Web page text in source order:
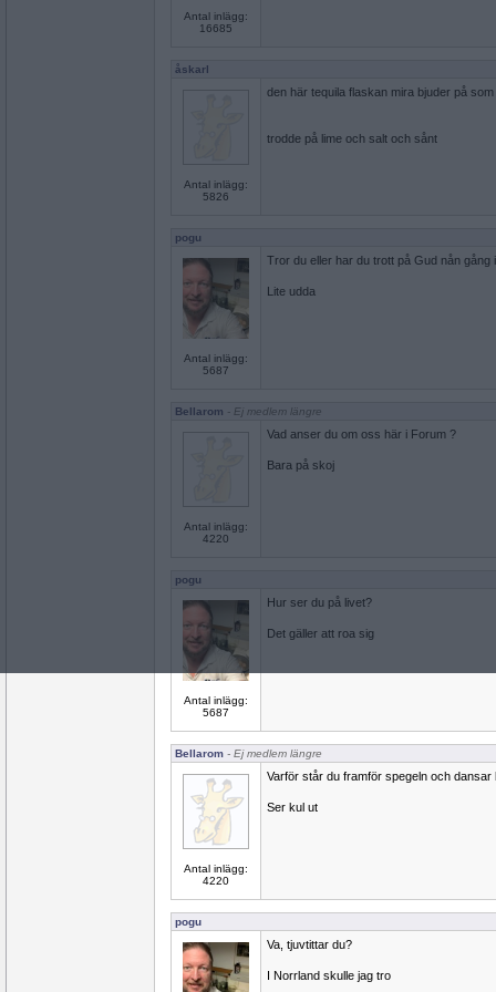
Antal inlägg:
16685
åskarl
Antal inlägg:
5826
den här tequila flaskan mira bjuder på
trodde på lime och salt och sånt
pogu
Antal inlägg:
5687
Tror du eller har du trott på Gud nån gång
Lite udda
Bellarom - Ej medlem längre
Antal inlägg:
4220
Vad anser du om oss här i Forum ?
Bara på skoj
pogu
Antal inlägg:
5687
Hur ser du på livet?
Det gäller att roa sig
Bellarom - Ej medlem längre
Antal inlägg:
4220
Varför står du framför spegeln och dansar
Ser kul ut
pogu
Va, tjuvtittar du?
I Norrland skulle jag tro